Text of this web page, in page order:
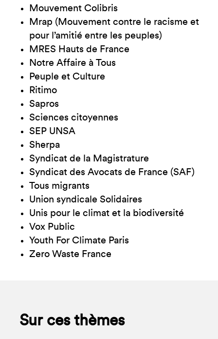
Mouvement Colibris
Mrap (Mouvement contre le racisme et
pour l’amitié entre les peuples)
MRES Hauts de France
Notre Affaire à Tous
Peuple et Culture
Ritimo
Sapros
Sciences citoyennes
SEP UNSA
Sherpa
Syndicat de la Magistrature
Syndicat des Avocats de France (SAF)
Tous migrants
Union syndicale Solidaires
Unis pour le climat et la biodiversité
Vox Public
Youth For Climate Paris
Zero Waste France
Sur ces thèmes